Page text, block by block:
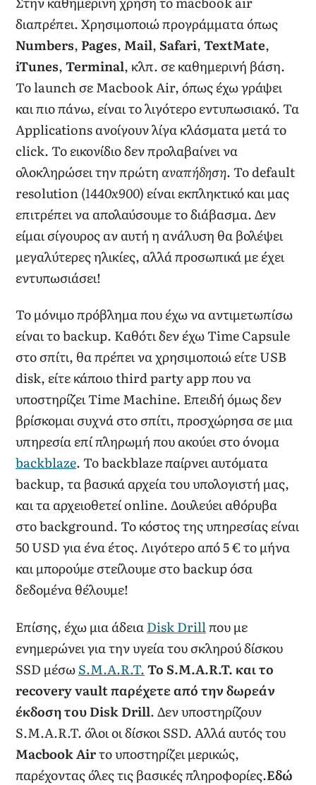
διαπρέπει. Χρησιμοποιώ προγράμματα όπως
Numbers, Pages, Mail, Safari,TextMate,
iTunes,Terminal, κλπ. σε καθημερινή βάση.
Το launch σε Macbook Air, όπως έχω γράψει
και πιο πάνω, είναι το λιγότερο εντυπωσιακό. Τα
Applications ανοίγουν λίγα κλάσματα μετά το
click. Το εικονίδιο δεν προλαβαίνει να
ολοκληρώσει την πρώτη αναπήδηση. Το default
resolution (1440x900) είναι εκπληκτικό και μας
επιτρέπει να απολαύσουμε το διάβασμα. Δεν
είμαι σίγουρος αν αυτή η ανάλυση θα βολέψει
μεγαλύτερες ηλικίες, αλλά προσωπικά με έχει
εντυπωσιάσει!
Το μόνιμο πρόβλημα που έχω να αντιμετωπίσω
είναι το backup. Καθότι δεν έχω Time Capsule
στο σπίτι, θα πρέπει να χρησιμοποιώ είτε USB
disk, είτε κάποιο third party app που να
υποστηρίζει Time Machine. Επειδή όμως δεν
βρίσκομαι συχνά στο σπίτι, προσχώρησα σε μια
υπηρεσία επί πληρωμή που ακούει στο όνομα
backblaze. Το backblaze παίρνει αυτόματα
backup, τα βασικά αρχεία του υπολογιστή μας,
και τα αρχειοθετεί online. Δουλεύει αθόρυβα
στο background. Το κόστος της υπηρεσίας είναι
50 USD για ένα έτος. Λιγότερο από 5 € το μήνα
και μπορούμε στείλουμε στο backup όσα
δεδομένα θέλουμε!
Επίσης, έχω μια άδειαDisk Drillπου με
ενημερώνει για την υγεία του σκληρού δίσκου
SSD μέσωS.M.A.R.T.Το S.M.A.R.T. και το
recovery vault παρέχετε από την δωρεάν
έκδοση του Disk Drill. Δεν υποστηρίζουν
S.M.A.R.T. όλοι οι δίσκοι SSD. Αλλά αυτός του
Macbook Airτο υποστηρίζει μερικώς,
παρέχοντας όλες τις βασικές πληροφορίες.Εδώ